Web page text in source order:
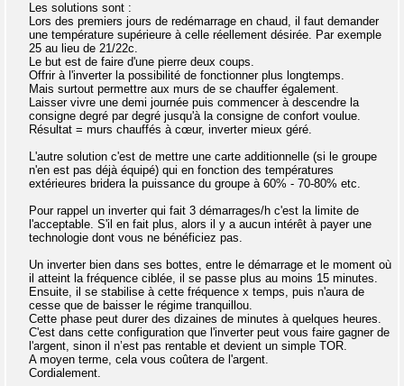
Les solutions sont :
Lors des premiers jours de redémarrage en chaud, il faut demander
une température supérieure à celle réellement désirée. Par exemple
25 au lieu de 21/22c.
Le but est de faire d'une pierre deux coups.
Offrir à l'inverter la possibilité de fonctionner plus longtemps.
Mais surtout permettre aux murs de se chauffer également.
Laisser vivre une demi journée puis commencer à descendre la
consigne degré par degré jusqu'à la consigne de confort voulue.
Résultat = murs chauffés à cœur, inverter mieux géré.
L'autre solution c'est de mettre une carte additionnelle (si le groupe
n'en est pas déjà équipé) qui en fonction des températures
extérieures bridera la puissance du groupe à 60% - 70-80% etc.
Pour rappel un inverter qui fait 3 démarrages/h c'est la limite de
l'acceptable. S'il en fait plus, alors il y a aucun intérêt à payer une
technologie dont vous ne bénéficiez pas.
Un inverter bien dans ses bottes, entre le démarrage et le moment où
il atteint la fréquence ciblée, il se passe plus au moins 15 minutes.
Ensuite, il se stabilise à cette fréquence x temps, puis n'aura de
cesse que de baisser le régime tranquillou.
Cette phase peut durer des dizaines de minutes à quelques heures.
C'est dans cette configuration que l'inverter peut vous faire gagner de
l'argent, sinon il n’est pas rentable et devient un simple TOR.
A moyen terme, cela vous coûtera de l'argent.
Cordialement.